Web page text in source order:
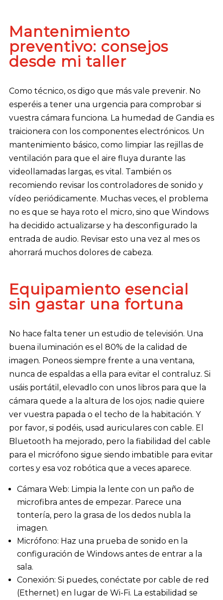
Mantenimiento
preventivo: consejos
desde mi taller
Como técnico, os digo que más vale prevenir. No
esperéis a tener una urgencia para comprobar si
vuestra cámara funciona. La humedad de Gandia es
traicionera con los componentes electrónicos. Un
mantenimiento básico, como limpiar las rejillas de
ventilación para que el aire fluya durante las
videollamadas largas, es vital. También os
recomiendo revisar los controladores de sonido y
vídeo periódicamente. Muchas veces, el problema
no es que se haya roto el micro, sino que Windows
ha decidido actualizarse y ha desconfigurado la
entrada de audio. Revisar esto una vez al mes os
ahorrará muchos dolores de cabeza.
Equipamiento esencial
sin gastar una fortuna
No hace falta tener un estudio de televisión. Una
buena iluminación es el 80% de la calidad de
imagen. Poneos siempre frente a una ventana,
nunca de espaldas a ella para evitar el contraluz. Si
usáis portátil, elevadlo con unos libros para que la
cámara quede a la altura de los ojos; nadie quiere
ver vuestra papada o el techo de la habitación. Y
por favor, si podéis, usad auriculares con cable. El
Bluetooth ha mejorado, pero la fiabilidad del cable
para el micrófono sigue siendo imbatible para evitar
cortes y esa voz robótica que a veces aparece.
Cámara Web: Limpia la lente con un paño de
microfibra antes de empezar. Parece una
tontería, pero la grasa de los dedos nubla la
imagen.
Micrófono: Haz una prueba de sonido en la
configuración de Windows antes de entrar a la
sala.
Conexión: Si puedes, conéctate por cable de red
(Ethernet) en lugar de Wi-Fi. La estabilidad se